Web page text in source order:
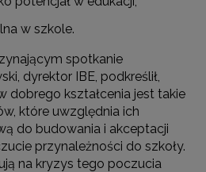
w szkole.
spotkanie
dyrektor IBE, podkreślił,
dobrego kształcenia jest takie
które uwzględnia ich
do budowania i akceptacji
przynależności do szkoły.
na kryzys tego poczucia